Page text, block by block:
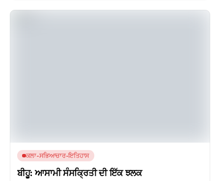
ਕਲਾ-ਸਭਿਆਚਾਰ-ਇਤਿਹਾਸ
ਬੀਹੂ: ਆਸਾਮੀ ਸੰਸਕ੍ਰਿਤੀ ਦੀ ਇੱਕ ਝਲਕ